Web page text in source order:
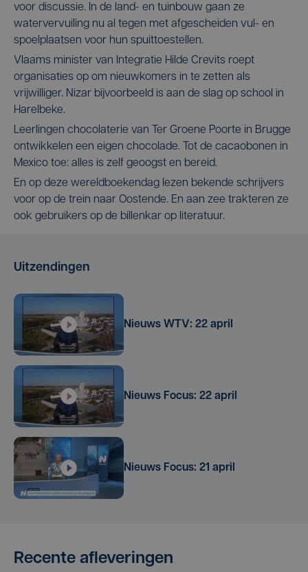
voor discussie. In de land- en tuinbouw gaan ze
watervervuiling nu al tegen met afgescheiden vul- en
spoelplaatsen voor hun spuittoestellen.
Vlaams minister van Integratie Hilde Crevits roept
organisaties op om nieuwkomers in te zetten als
vrijwilliger. Nizar bijvoorbeeld is aan de slag op school in
Harelbeke.
Leerlingen chocolaterie van Ter Groene Poorte in Brugge
ontwikkelen een eigen chocolade. Tot de cacaobonen in
Mexico toe: alles is zelf geoogst en bereid.
En op deze wereldboekendag lezen bekende schrijvers
voor op de trein naar Oostende. En aan zee trakteren ze
ook gebruikers op de billenkar op literatuur.
Uitzendingen
Nieuws WTV: 22 april
Nieuws Focus: 22 april
Nieuws Focus: 21 april
Recente afleveringen